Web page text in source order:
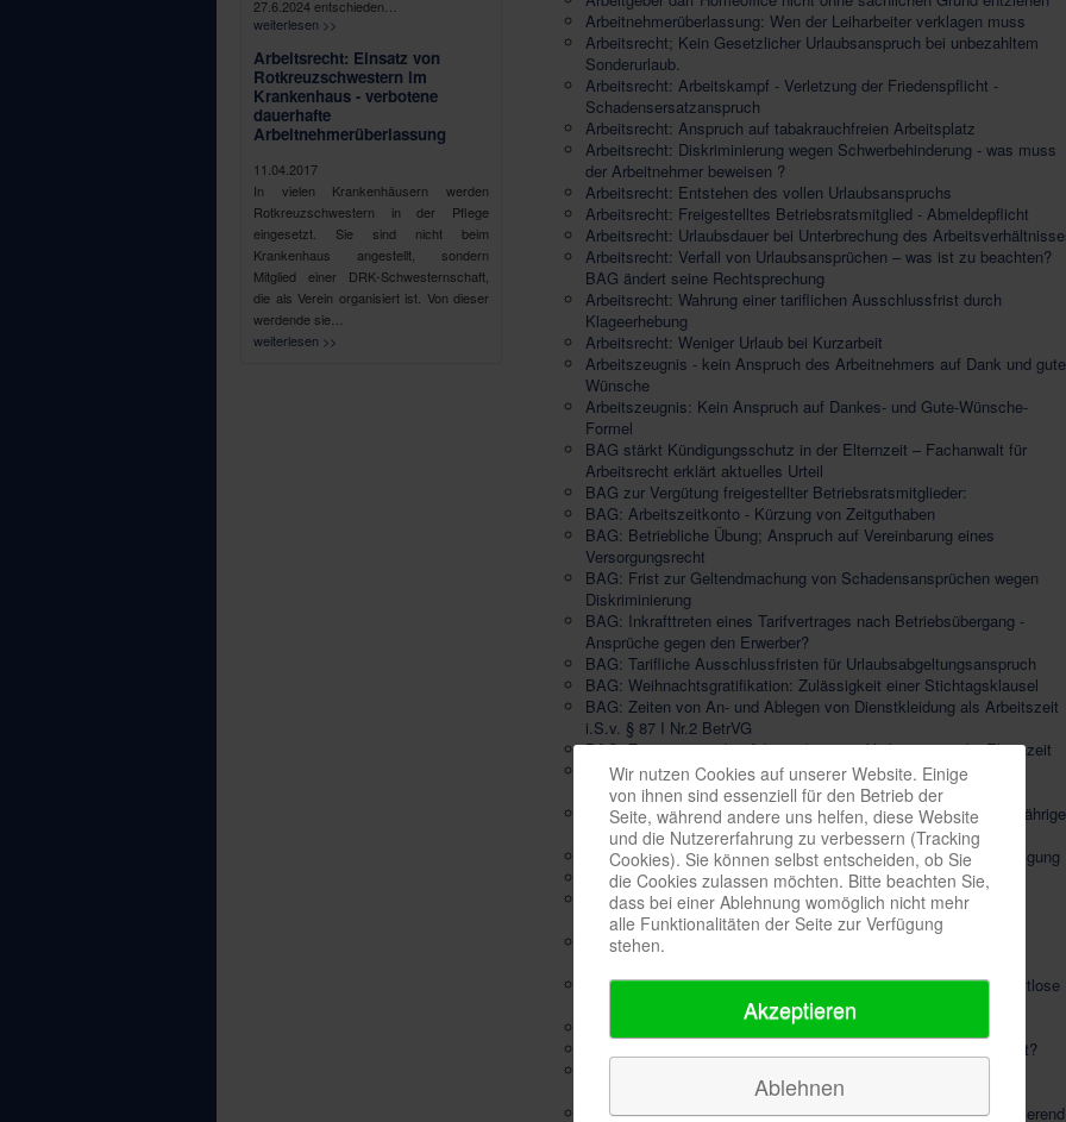
27.6.2024 entschieden…
weiterlesen >>
Arbeitsrecht: Einsatz von
Rotkreuzschwestern im
Krankenhaus - verbotene
dauerhafte
Arbeitnehmerüberlassung
11.04.2017
In vielen Krankenhäusern werden
Rotkreuzschwestern in der Pflege
eingesetzt. Sie sind nicht beim
Krankenhaus angestellt, sondern
Mitglied einer DRK-Schwesternschaft,
die als Verein organisiert ist. Von dieser
werdende sie…
weiterlesen >>
Arbeitnehmerüberlassung: Wen der Leiharbeiter verklagen muss
Arbeitsrecht; Kein Gesetzlicher Urlaubsanspruch bei unbezahltem
Sonderurlaub.
Arbeitsrecht: Arbeitskampf - Verletzung der Friedenspflicht -
Schadensersatzanspruch
Arbeitsrecht: Anspruch auf tabakrauchfreien Arbeitsplatz
Arbeitsrecht: Diskriminierung wegen Schwerbehinderung - was muss
der Arbeitnehmer beweisen ?
Arbeitsrecht: Entstehen des vollen Urlaubsanspruchs
Arbeitsrecht: Freigestelltes Betriebsratsmitglied - Abmeldepflicht
Arbeitsrecht: Urlaubsdauer bei Unterbrechung des
Arbeitsrecht: Verfall von Urlaubsansprüchen – was ist zu beachten?
BAG ändert seine Rechtsprechung
Arbeitsrecht: Wahrung einer tariflichen Ausschlussfrist durch
Klageerhebung
Arbeitsrecht: Weniger Urlaub bei Kurzarbeit
Arbeitszeugnis - kein Anspruch des Arbeitnehmers auf Dank und gute
Wünsche
Arbeitszeugnis: Kein Anspruch auf Dankes- und Gute-Wünsche-
Formel
BAG stärkt Kündigungsschutz in der Elternzeit – Fachanwalt für
Arbeitsrecht erklärt aktuelles Urteil
BAG zur Vergütung freigestellter Betriebsratsmitglieder:
BAG: Arbeitszeitkonto - Kürzung von Zeitguthaben
BAG: Betriebliche Übung; Anspruch auf Vereinbarung eines
Versorgungsrecht
BAG: Frist zur Geltendmachung von Schadensansprüchen wegen
Diskriminierung
BAG: Inkrafttreten eines Tarifvertrages nach Betriebsübergang -
Ansprüche gegen den Erwerber?
BAG: Tarifliche Ausschlussfristen für Urlaubsabgeltungsanspruch
BAG: Weihnachtsgratifikation: Zulässigkeit einer Stichtagsklausel
BAG: Zeiten von An- und Ablegen von Dienstkleidung als Arbeitszeit
i.S.v. § 87 I Nr.2 BetrVG
BAG: Zustimmung des Arbeitgebers zur Verlängerung der Elternzeit
Befristung: Keine Verlängerungsfiktion bei Urlaub über das
Befristungsende hinaus
Entgeltfortzahlung bei Arbeitsunfähigkeit - Verschulden bei
Alkoholabhängigkeit
Entgeltfortzahlung: Beweiswert der Arbeitsunfähigkeitsbescheinigung
EuGH: Altersbefristung des Arbeitsverhältnisses auf 67 Jahre
Frage an einen Stellenbewerber nach eingestellten
Ermittlungsverfahren
Höhere Eingruppierung einklagen: Welche Darlegungspflichten
Krankfeiern und Teilnahme an einer Partyveranstaltung kann fristlose
Kündigung rechtfertigen
Kündigung nach In-vitro-Fertilisation
Kündigung wegen Führerscheinentzug – Was gilt im Arbeitsrecht?
Mindestgröße für die Pilotenausbildung von 1,65 m ist diskriminierend
Wir nutzen Cookies auf unserer Website. Einige
von ihnen sind essenziell für den Betrieb der
Seite, während andere uns helfen, diese Website
und die Nutzererfahrung zu verbessern (Tracking
Cookies). Sie können selbst entscheiden, ob Sie
die Cookies zulassen möchten. Bitte beachten Sie,
dass bei einer Ablehnung womöglich nicht mehr
alle Funktionalitäten der Seite zur Verfügung
stehen.
Akzeptieren
Ablehnen